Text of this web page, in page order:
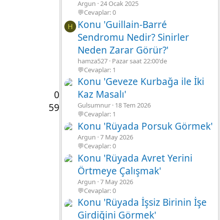
0
59
Argun 24 Ocak 2025
💬Cevaplar: 0
H
Konu 'Guillain-Barré
Sendromu Nedir? Sinirler
Neden Zarar Görür?'
hamza527 Pazar saat 22:00'de
💬Cevaplar: 1
Konu 'Geveze Kurbağa ile İki
Kaz Masalı'
Gulsumnur 18 Tem 2026
💬Cevaplar: 1
Konu 'Rüyada Porsuk Görmek'
Argun 7 May 2026
💬Cevaplar: 0
Konu 'Rüyada Avret Yerini
Örtmeye Çalışmak'
Argun 7 May 2026
💬Cevaplar: 0
Konu 'Rüyada İşsiz Birinin İşe
Girdiğini Görmek'